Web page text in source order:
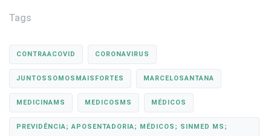
Tags
CONTRAACOVID CORONAVIRUS
JUNTOSSOMOSMAISFORTES MARCELOSANTANA
MEDICINAMS MEDICOSMS MÉDICOS
PREVIDÊNCIA; APOSENTADORIA; MÉDICOS; SINMED MS;